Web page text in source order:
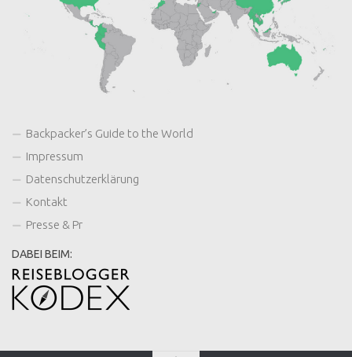
Backpacker’s Guide to the World
Impressum
Datenschutzerklärung
Kontakt
Presse & Pr
DABEI BEIM: